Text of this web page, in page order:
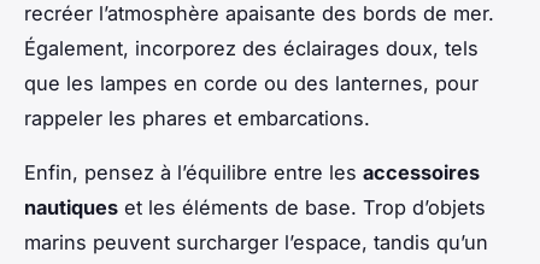
recréer l’atmosphère apaisante des bords de mer.
Également, incorporez des éclairages doux, tels
que les lampes en corde ou des lanternes, pour
rappeler les phares et embarcations.
Enfin, pensez à l’équilibre entre les accessoires
nautiques et les éléments de base. Trop d’objets
marins peuvent surcharger l’espace, tandis qu’un